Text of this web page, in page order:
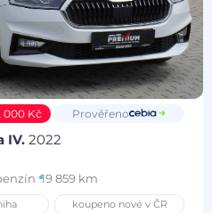
000 Kč Prověřeno
IV.2022
19 859 km
koupeno nové v ČR